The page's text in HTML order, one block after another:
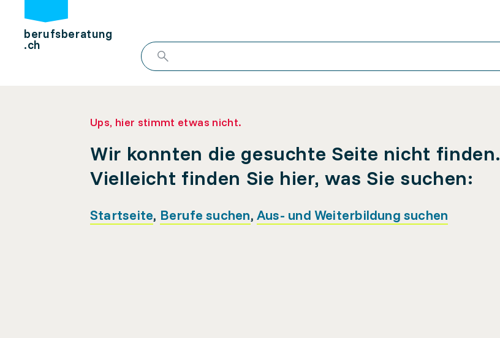
berufsberatung
.ch
Ups, hier stimmt etwas nicht.
Wir konnten die gesuchte Seite nicht finden.
Vielleicht finden Sie hier, was Sie suchen:
Startseite, Berufe suchen, Aus- und Weiterbildung suchen